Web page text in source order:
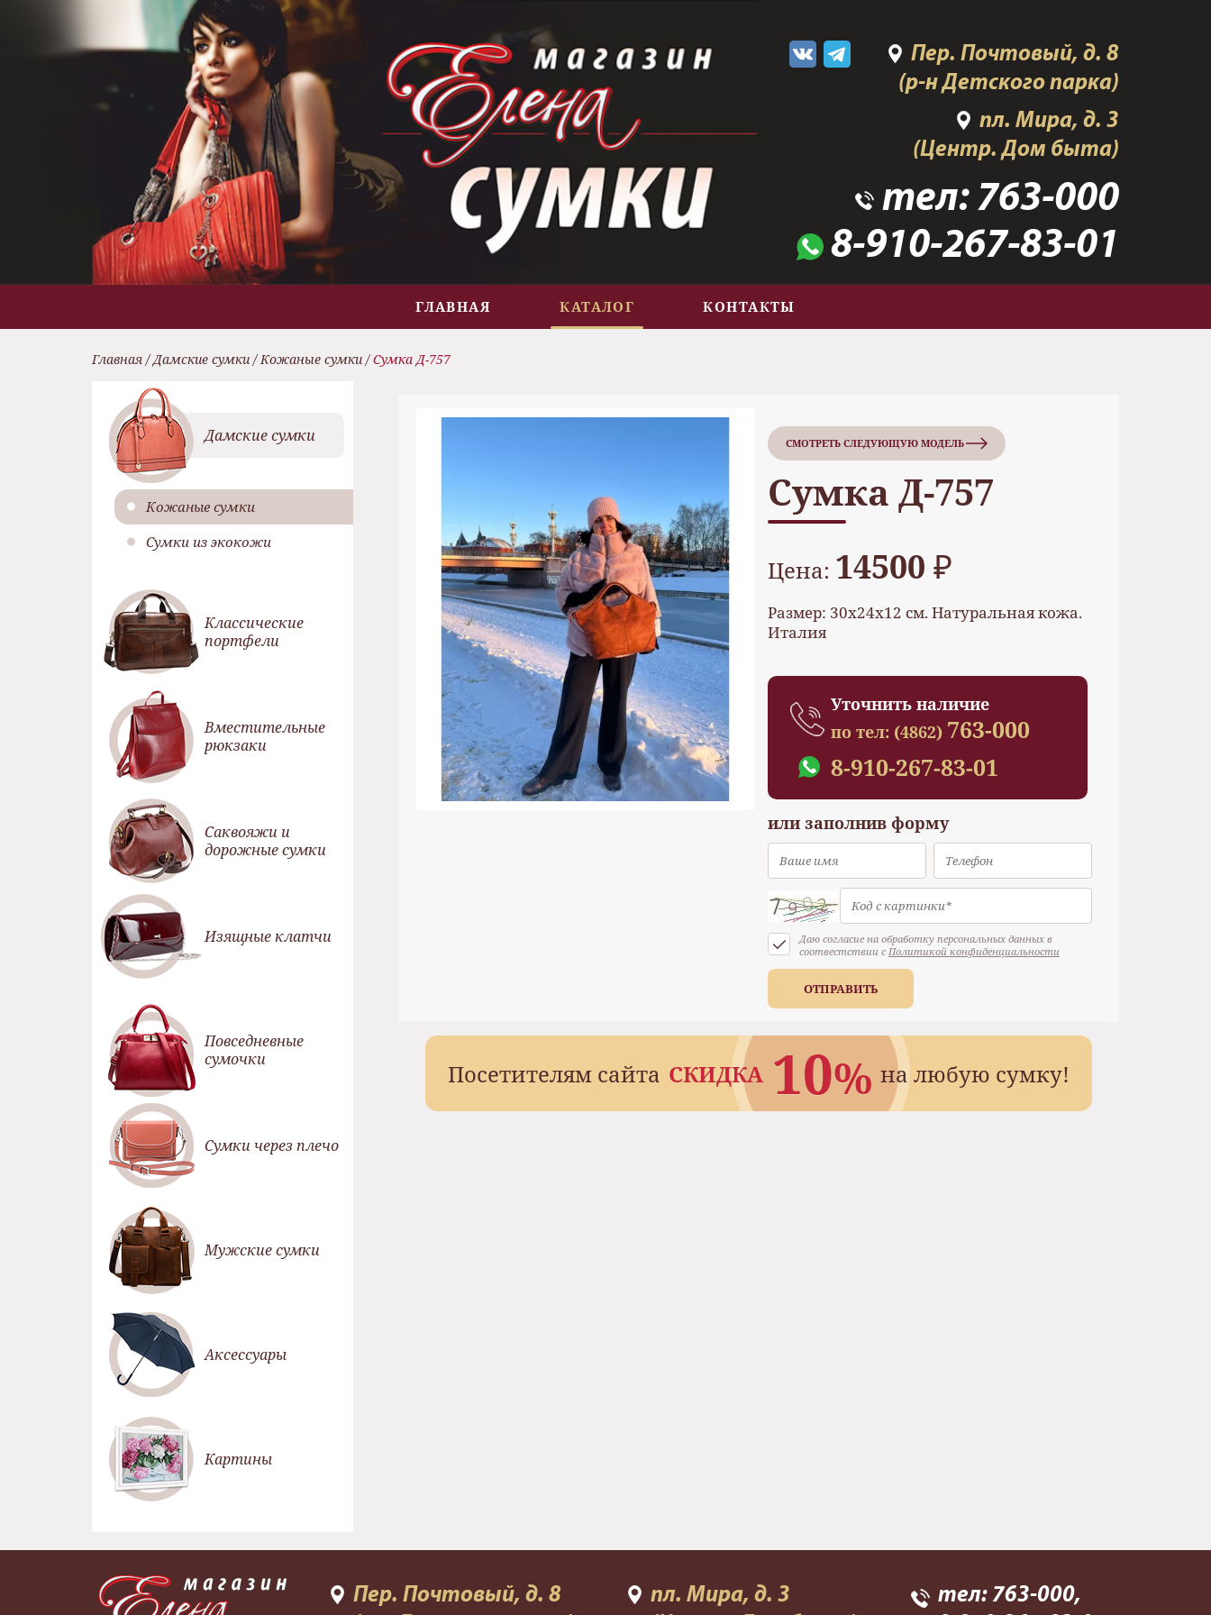
Пер. Почтовый, д. 8
(р-н Детского парка)
пл. Мира, д. 3
(Центр. Дом быта)
тел: 763-000
8-910-267-83-01
ГЛАВНАЯ КАТАЛОГ КОНТАКТЫ
Главная/Дамские сумки/Кожаные сумки /Сумка Д-757
Дамские сумки
Кожаные сумки
Сумки из экокожи
Классические
портфели
Вместительные
рюкзаки
Саквояжи и
дорожные сумки
Изящные клатчи
Повседневные
сумочки
Сумки через плечо
Мужские сумки
Аксессуары
Картины
СМОТРЕТЬ СЛЕДУЮЩУЮ МОДЕЛЬ
Сумка Д-757
Цена: 14500 ₽
Размер: 30х24х12 см. Натуральная кожа.
Италия
Уточнить наличие
по тел: (4862) 763-000
8-910-267-83-01
или заполнив форму
Даю согласие на обработку персональных данных в
соотвестствии сПолитикой конфиденциальности
ОТПРАВИТЬ
Посетителям сайта СКИДКА 10% на любую сумку!
Пер. Почтовый, д. 8
пл. Мира, д. 3
тел: 763-000,